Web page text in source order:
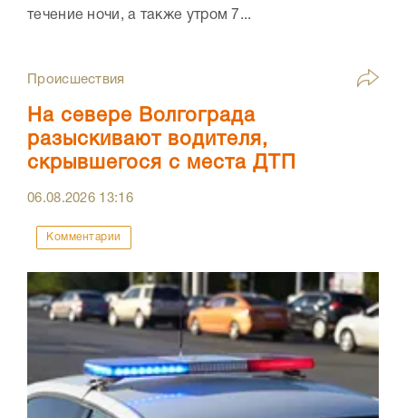
течение ночи, а также утром 7...
Происшествия
На севере Волгограда
разыскивают водителя,
скрывшегося с места ДТП
06.08.2026 13:16
Комментарии